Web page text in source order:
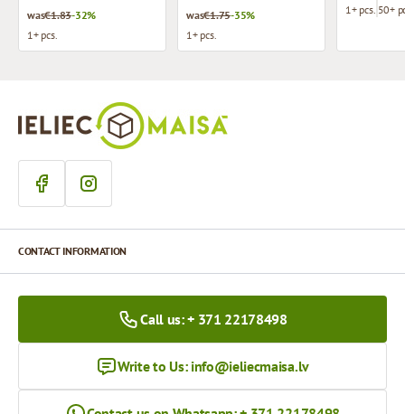
was€1.83-32%
1+ pcs.
was€1.75-35%
1+ pcs.
1+ pcs. 50+
CONTACT INFORMATION
Call us: + 371 22178498
Write to Us: info@ieliecmaisa.lv